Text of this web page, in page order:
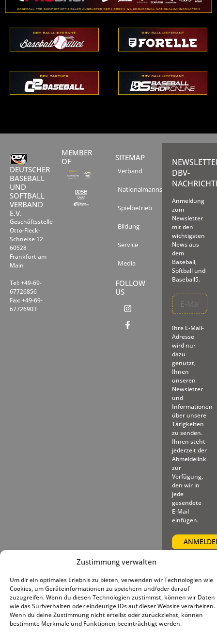
Zustimmung verwalten
Um dir ein optimales Erlebnis zu bieten, verwenden wir Technologien wie
Cookies, um Geräteinformationen zu speichern und/oder darauf
zuzugreifen. Wenn du diesen Technologien zustimmst, können wir Daten
wie das Surfverhalten oder eindeutige IDs auf dieser Website verarbeiten.
Wenn du deine Zustimmung nicht erteilst oder zurückziehst, können
bestimmte Merkmale und Funktionen beeinträchtigt werden.
DEUTSCHER
BASEBALL
UND
SOFTBALL
VERBAND
E.V.
Geschäftsstelle
Otto-Fleck-
Schneise 12
60528
Frankfurt am
Main
Tel: +49-69-
67726856
Fax: +49-69-
67726903
MEMBER
OF
SITEMAP
Verband
Nationalmannschaften
Spielbetrieb
Bildung
Service
Media
FOLLOW
US
DBV-
Anmeldung
zum
Newsletter
mit den
wichtigsten
News aus
dem
Baseball,
Softball und
Baseball5.
Ihre E-Mail-
Adresse
wird nur
dazu
genutzt,
Ihnen
unseren
Newsletter
und
Informationen
über unsere
Tätigkeiten
zu senden.
Ihnen steht
jederzeit der
Abmeldelink
zur
Verfügung,
den wir in
jede
gesendete
E-Mail
einfügen.
© 2025 – Deutscher Baseball
und Softball Verband e.V.
Impressum|Datenschutz|
Cookie-Richtlinie (EU)